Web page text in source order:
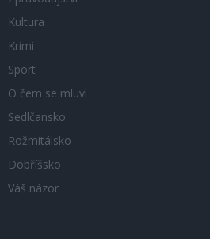
Kultura
Krimi
Sport
O čem se mluví
Sedlčansko
Rožmitálsko
Dobříšsko
Váš názor